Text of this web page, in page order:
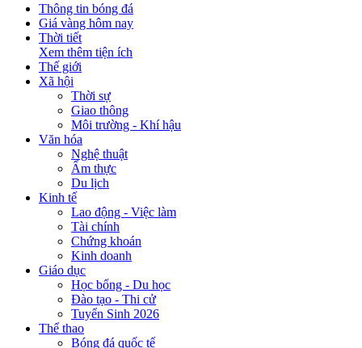
Thông tin bóng đá
Giá vàng hôm nay
Thời tiết
Xem thêm tiện ích
Thế giới
Xã hội
Thời sự
Giao thông
Môi trường - Khí hậu
Văn hóa
Nghệ thuật
Ẩm thực
Du lịch
Kinh tế
Lao động - Việc làm
Tài chính
Chứng khoán
Kinh doanh
Giáo dục
Học bổng - Du học
Đào tạo - Thi cử
Tuyển Sinh 2026
Thể thao
Bóng đá quốc tế